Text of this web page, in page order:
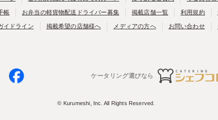
帳
お弁当の軽貨物配送ドライバー募集 掲載店舗一覧 利用規約
イドライン
掲載希望の店舗様へ メディアの方へ お問い合わせ
ケータリング選びなら
© Kurumeshi, Inc. All Rights Reserved.